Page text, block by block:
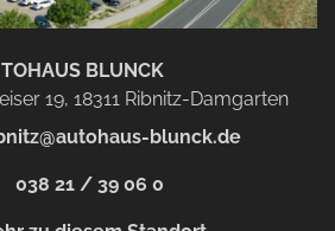
BLUNCK
19, 18311 Ribnitz-Damgarten
blunck.de
038 21 / 39 06 0